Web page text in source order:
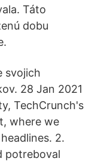
Táto
dobu
svojich
28 Jan 2021
TechCrunch's
where we
2.
potreboval